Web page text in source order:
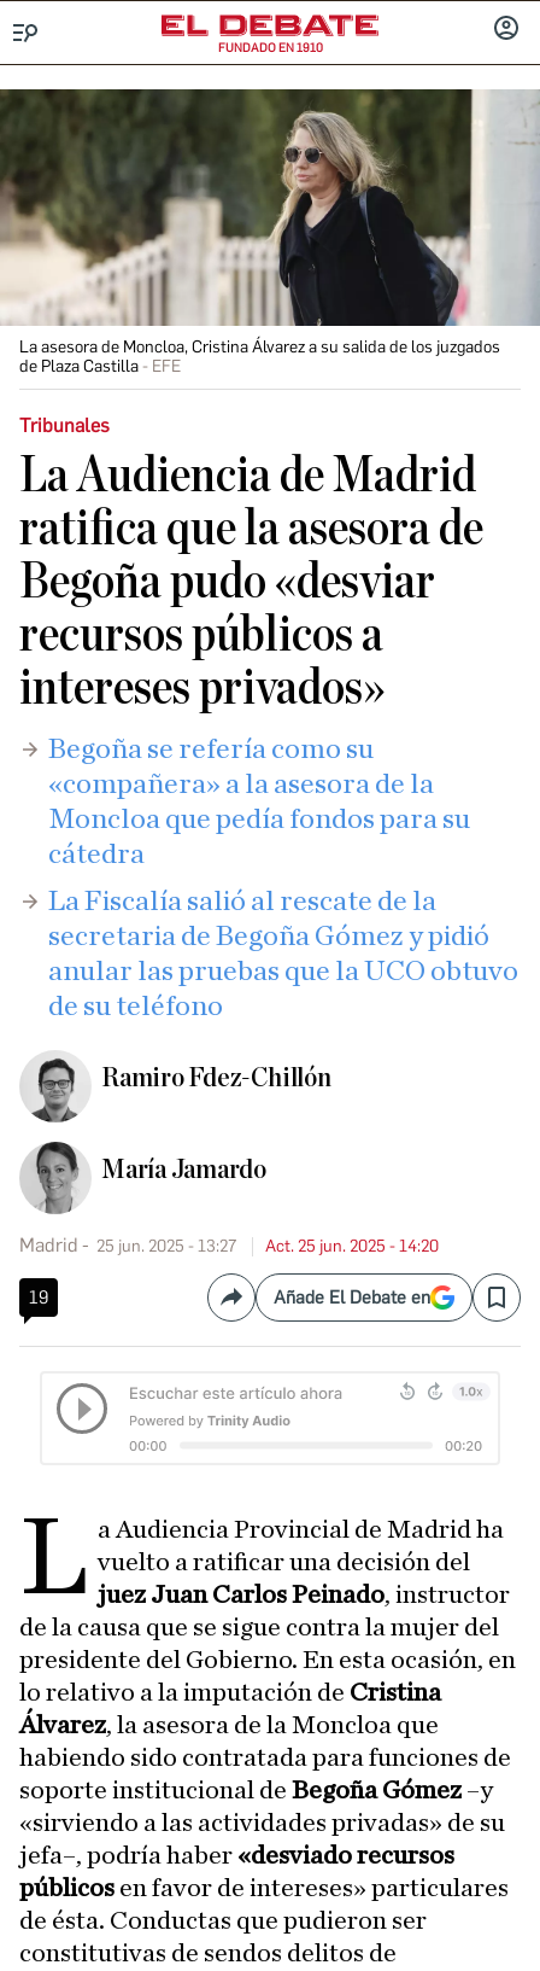
FUNDADO EN 1910
La asesora de Moncloa, Cristina Álvarez a su salida de los juzgados
de Plaza Castilla
EFE
Tribunales
La Audiencia de Madrid
ratifica que la asesora de
Begoña pudo «desviar
recursos públicos a
intereses privados»
Begoña se refería como su
«compañera» a la asesora de la
Moncloa que pedía fondos para su
cátedra
La Fiscalía salió al rescate de la
secretaria de Begoña Gómez y pidió
anular las pruebas que la UCO obtuvo
de su teléfono
Ramiro Fdez-Chillón
María Jamardo
Madrid 25 jun. 2025 - 13:27 Act. 25 jun. 2025 - 14:20
19 CompartirAñade El Debate en Save
L a Audiencia Provincial de Madrid ha
vuelto a ratificar una decisión del
juez Juan Carlos Peinado, instructor
de la causa que se sigue contra la mujer del
presidente del Gobierno. En esta ocasión, en
lo relativo a la imputación de Cristina
Álvarez, la asesora de la Moncloa que
habiendo sido contratada para funciones de
soporte institucional de Begoña Gómez–y
«sirviendo a las actividades privadas» de su
jefa–, podría haber «desviado recursos
públicos en favor de intereses» particulares
de ésta. Conductas que pudieron ser
constitutivas de sendos delitos de